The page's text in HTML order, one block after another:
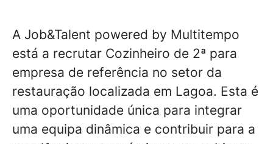
A Job&Talent powered by Multitempo
está a recrutar Cozinheiro de 2ª para
empresa de referência no setor da
restauração localizada em Lagoa. Esta é
uma oportunidade única para integrar
uma equipa dinâmica e contribuir para a